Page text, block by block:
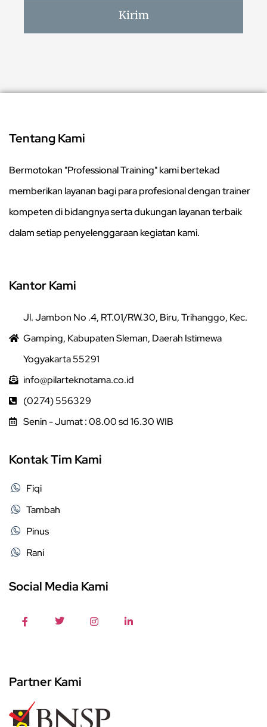
Kirim
Tentang Kami
Bermotokan "Professional Training" kami bertekad
memberikan layanan bagi para profesional dengan trainer
kompeten di bidangnya serta dukungan layanan terbaik
dalam setiap penyelenggaraan kegiatan kami.
Kantor Kami
Jl. Jambon No .4, RT.01/RW.30, Biru, Trihanggo, Kec.
Gamping, Kabupaten Sleman, Daerah Istimewa
Yogyakarta 55291
info@pilarteknotama.co.id
(0274) 556329
Senin - Jumat : 08.00 sd 16.30 WIB
Kontak Tim Kami
Fiqi
Tambah
Pinus
Rani
Social Media Kami
Partner Kami